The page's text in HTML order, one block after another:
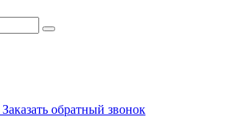
Заказать обратный звонок